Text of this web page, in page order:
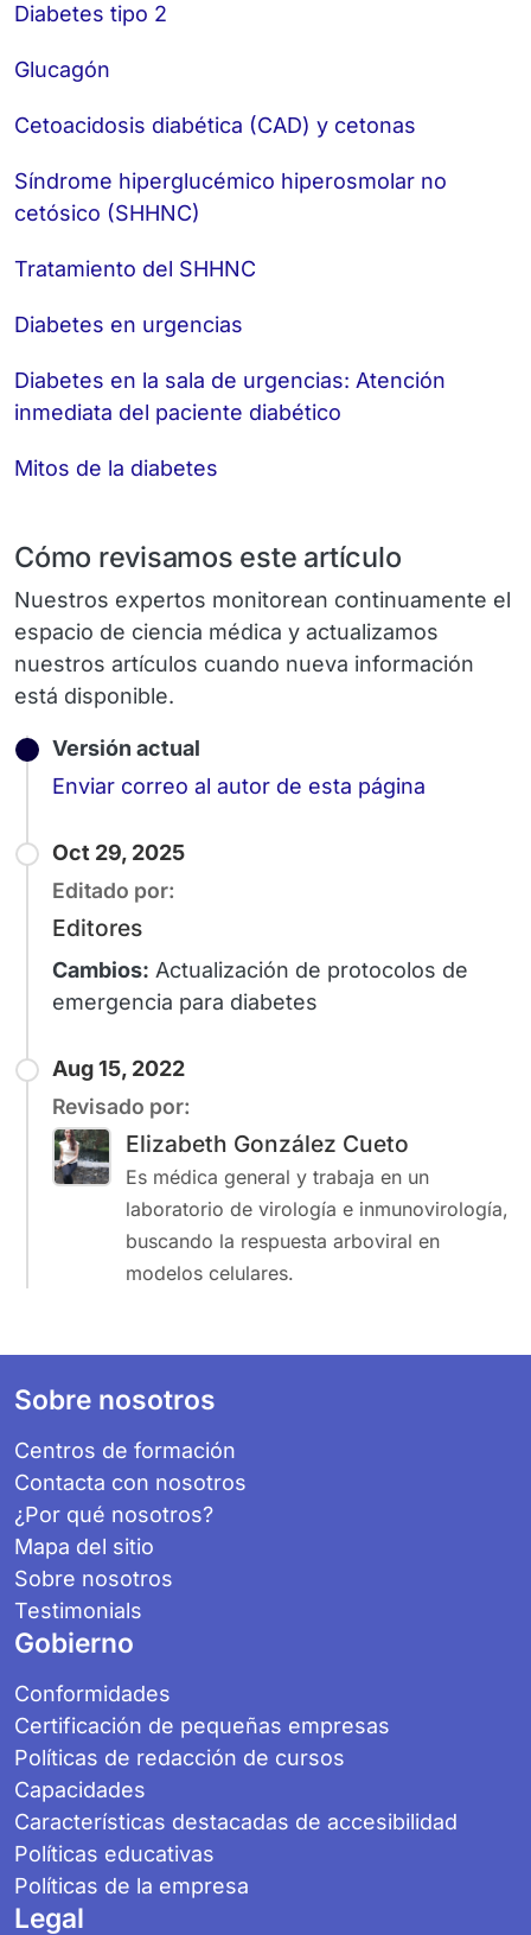
Diabetes tipo 2
Glucagón
Cetoacidosis diabética (CAD) y cetonas
Síndrome hiperglucémico hiperosmolar no
cetósico (SHHNC)
Tratamiento del SHHNC
Diabetes en urgencias
Diabetes en la sala de urgencias: Atención
inmediata del paciente diabético
Mitos de la diabetes
Cómo revisamos este artículo
Nuestros expertos monitorean continuamente el
espacio de ciencia médica y actualizamos
nuestros artículos cuando nueva información
está disponible.
Versión actual
Enviar correo al autor de esta página
Oct 29, 2025
Editado por:
Editores
Cambios: Actualización de protocolos de
emergencia para diabetes
Aug 15, 2022
Revisado por:
Elizabeth González Cueto
Es médica general y trabaja en un
laboratorio de virología e inmunovirología,
buscando la respuesta arboviral en
modelos celulares.
Footer
Sobre nosotros
Centros de formación
Contacta con nosotros
¿Por qué nosotros?
Mapa del sitio
Sobre nosotros
Testimonials
Gobierno
Conformidades
Certificación de pequeñas empresas
Políticas de redacción de cursos
Capacidades
Características destacadas de accesibilidad
Políticas educativas
Políticas de la empresa
Legal